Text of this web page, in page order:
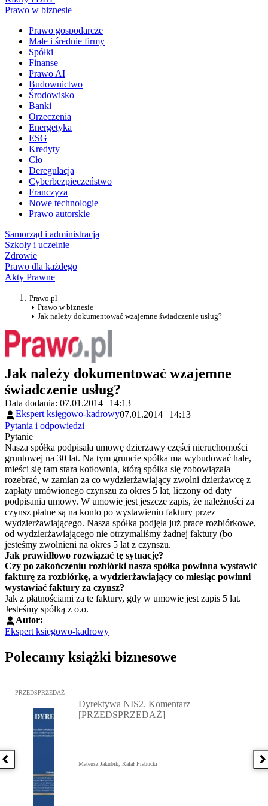
Prawo w biznesie
Prawo gospodarcze
Małe i średnie firmy
Spółki
Finanse
Prawo AI
Budownictwo
Środowisko
Banki
Orzeczenia
Energetyka
ESG
Kredyty
Cło
Deregulacja
Cyberbezpieczeństwo
Franczyza
Nowe technologie
Prawo autorskie
Samorząd i administracja
Szkoły i uczelnie
Zdrowie
Prawo dla każdego
Akty Prawne
Prawo.pl
Prawo w biznesie
Jak należy dokumentować wzajemne świadczenie usług?
Jak należy dokumentować wzajemne
świadczenie usług?
Data dodania: 07.01.2014 | 14:13
Ekspert księgowo-kadrowy07.01.2014 | 14:13
Pytania i odpowiedzi
Pytanie
Nasza spółka podpisała umowę dzierżawy części nieruchomości
gruntowej na 30 lat. Na tym gruncie spółka ma wybudować hale,
mieści się tam stara kotłownia, którą spółka się zobowiązała
rozebrać, w zamian za co wydzierżawiający zwolni dzierżawcę z
zapłaty umówionego czynszu za okres 5 lat, liczony od daty
podpisania umowy. W umowie jest jeszcze zapis, że należności za
czynsz płatne są na konto po wystawieniu faktury przez
wydzierżawiającego. Nasza spółka podjęła już prace rozbiórkowe,
od wydzierżawiającego nie otrzymaliśmy żadnej faktury (bo
jesteśmy zwolnieni na okres 5 lat z czynszu.
Jak prawidłowo rozwiązać tę sytuację?
Czy po zakończeniu rozbiórki nasza spółka powinna wystawić
fakturę za rozbiórkę, a wydzierżawiający co miesiąc powinni
wystawiać faktury za czynsz?
Jak z płatnościami za te faktury, gdy w umowie jest zapis 5 lat.
Jesteśmy spółką z o.o.
Autor:
Ekspert księgowo-kadrowy
Polecamy książki biznesowe
Poprzednia książka
Przejdź do: Dyrektywa NIS2. Komentarz [PRZEDSPRZEDAŻ],
PRZEDSPRZEDAŻ
Dyrektywa NIS2. Komentarz
[PRZEDSPRZEDAŻ]
Mateusz Jakubik, Rafał Prabucki